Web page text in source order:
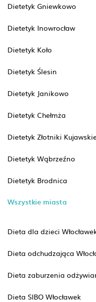
Dietetyk Gniewkowo
Dietetyk Inowrocław
Dietetyk Koło
Dietetyk Ślesin
Dietetyk Janikowo
Dietetyk Chełmża
Dietetyk Złotniki
Dietetyk Wąbrzeźno
Dietetyk Brodnica
Wszystkie miasta
Dieta dla dzieci
Dieta odchudzająca
Dieta zaburzenia
Dieta SIBO Włocławek